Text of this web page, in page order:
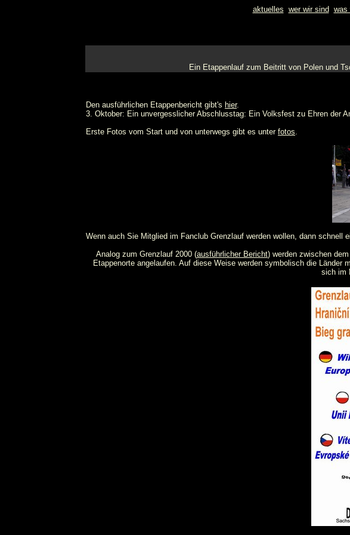
aktuelles wer wir sind was
Ein Etappenlauf zum Beitritt von Polen und
Den ausführlichen Etappenbericht gibt's hier.
3. Oktober: Ein unvergesslicher Abschlusstag: Ein Volksfest zu Ehren der
Erste Fotos vom Start und von unterwegs gibt es unter fotos.
Wenn auch Sie Mitglied im Fanclub Grenzlauf werden wollen, dann schnell
Analog zum Grenzlauf 2000 (ausführlicher Bericht) werden zwischen
Etappenorte angelaufen. Auf diese Weise werden symbolisch die
sich im